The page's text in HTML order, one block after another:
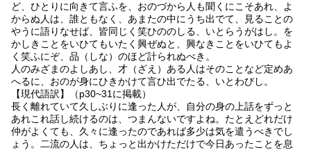
ど、ひとりに向きて言ふを、おのづから人も聞くにこそあれ、よ
からぬ人は、誰ともなく、あまたの中にうち出でて、見ることの
やうに語りなせば、皆同じく笑ひののしる、いとらうがはし。を
かしきことをいひてもいたく興ぜぬと、興なきことをいひてもよ
く笑ふにぞ、品（しな）のほど計られぬべき。
人のみざまのよしあし、才（ざえ）ある人はそのことなど定めあ
へるに、おのが身にひきかけて言ひ出でたる、いとわびし。
【現代語訳】（p30~31に掲載）
長く離れていて久しぶりに逢った人が、自分の身の上話をずっと
あれこれ話し続けるのは、つまんないですよね。たとえどれだけ
仲がよくても、久々に逢ったのであれば多少は気を遣うべきでし
ょう。二流の人は、ちょっと出かけただけで今日あったことを息